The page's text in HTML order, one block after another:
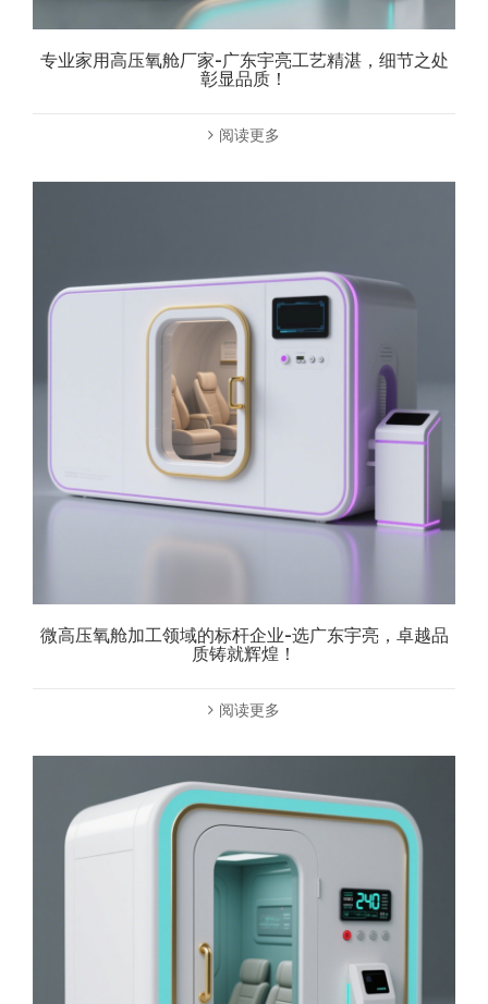
专业家用高压氧舱厂家-广东宇亮工艺精湛，细节之处
彰显品质！
阅读更多
微高压氧舱加工领域的标杆企业-选广东宇亮，卓越品
质铸就辉煌！
阅读更多